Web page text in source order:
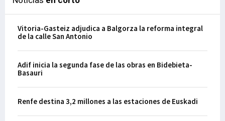
Vitoria-Gasteiz adjudica a Balgorza la reforma integral
de la calle San Antonio
Adif inicia la segunda fase de las obras en Bidebieta-
Basauri
Renfe destina 3,2 millones a las estaciones de Euskadi